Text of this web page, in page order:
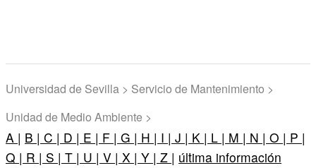
Universidad de Sevilla > Servicio de Mantenimiento >
Unidad de Medio Ambiente >
A | B | C | D | E | F | G | H | I | J | K | L | M | N | O | P |
Q | R | S | T | U | V | X | Y | Z | última información